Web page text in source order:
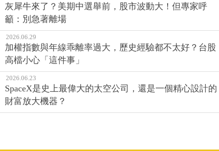
灰犀牛來了？美期中選舉前，股市波動大！但專家呼
籲：別急著離場
2026.06.29
加權指數與年線乖離率過大，歷史經驗都不太好？台股
高檔小心「這件事」
2026.06.23
SpaceX是史上最偉大的太空公司，還是一個精心設計的
財富放大機器？